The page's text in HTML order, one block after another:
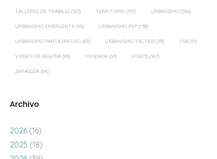
TALLERES DE TRABAJO (163) TERRITORIO (193) URBANISMO (596)
URBANISMO EMERGENTE (95) URBANISMO P2P (138)
URBANISMO PARTICIPATIVO (83) URBANISMO TÁCTICO (78) VDB (91)
VIRGEN DE BEGOÑA (89) VIVIENDA (60) VÍDEOS (167)
ZARAGOZA (64)
Archivo
2026 (16)
2025 (18)